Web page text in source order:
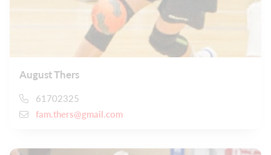
August Thers
61702325
fam.thers@gmail.com